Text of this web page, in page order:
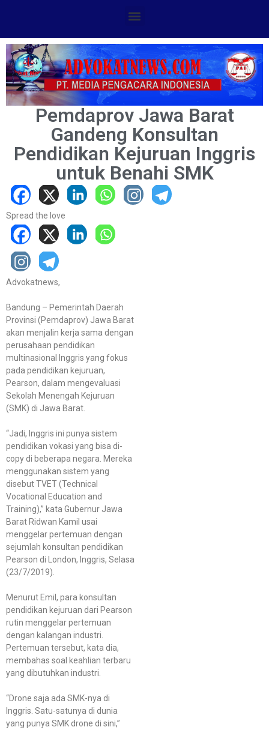
Pemdaprov Jawa Barat
Gandeng Konsultan
Pendidikan Kejuruan Inggris
untuk Benahi SMK
Spread the love
Advokatnews,
Bandung – Pemerintah Daerah
Provinsi (Pemdaprov) Jawa Barat
akan menjalin kerja sama dengan
perusahaan pendidikan
multinasional Inggris yang fokus
pada pendidikan kejuruan,
Pearson, dalam mengevaluasi
Sekolah Menengah Kejuruan
(SMK) di Jawa Barat.
“Jadi, Inggris ini punya sistem
pendidikan vokasi yang bisa di-
copy di beberapa negara. Mereka
menggunakan sistem yang
disebut TVET (Technical
Vocational Education and
Training),” kata Gubernur Jawa
Barat Ridwan Kamil usai
menggelar pertemuan dengan
sejumlah konsultan pendidikan
Pearson di London, Inggris, Selasa
(23/7/2019).
Menurut Emil, para konsultan
pendidikan kejuruan dari Pearson
rutin menggelar pertemuan
dengan kalangan industri.
Pertemuan tersebut, kata dia,
membahas soal keahlian terbaru
yang dibutuhkan industri.
“Drone saja ada SMK-nya di
Inggris. Satu-satunya di dunia
yang punya SMK drone di sini,”